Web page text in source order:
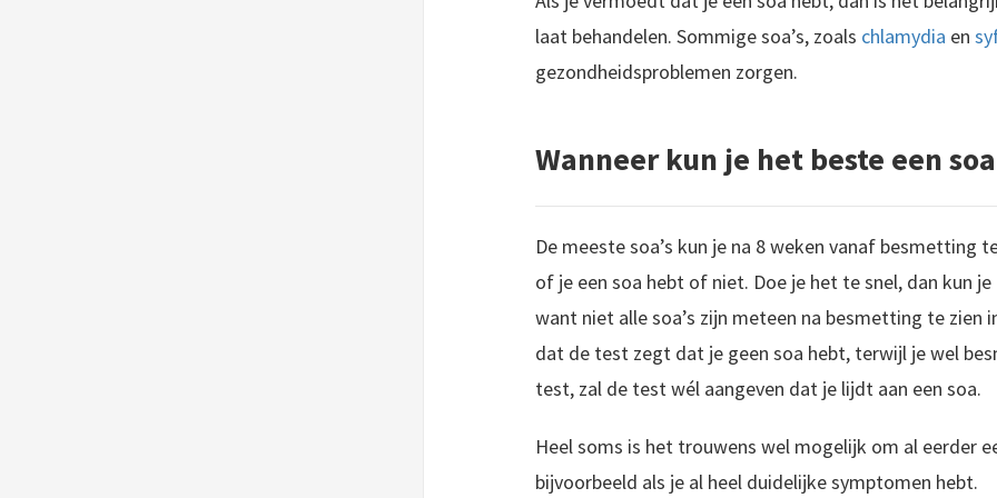
laat behandelen. Sommige soa’s, zoals chlamydia en
gezondheidsproblemen zorgen.
Wanneer kun je het beste een
De meeste soa’s kun je na 8 weken vanaf besmetting
of je een soa hebt of niet. Doe je het te snel, dan kun
want niet alle soa’s zijn meteen na besmetting te
dat de test zegt dat je geen soa hebt, terwijl je wel
test, zal de test wél aangeven dat je lijdt aan een soa.
Heel soms is het trouwens wel mogelijk om al eerder
bijvoorbeeld als je al heel duidelijke symptomen hebt.